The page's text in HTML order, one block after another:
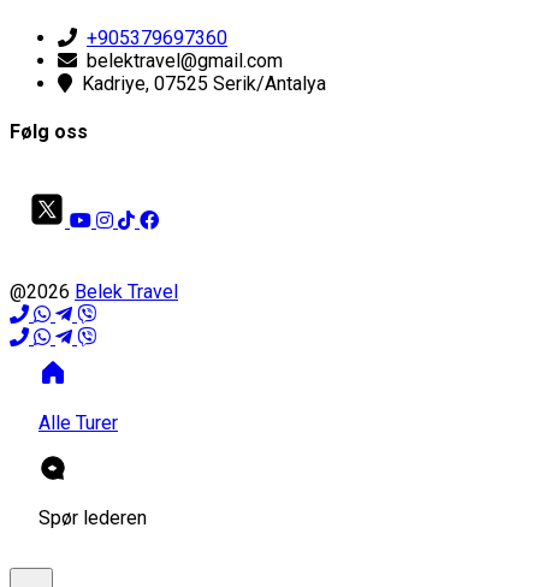
+905379697360
belektravel@gmail.com
Kadriye, 07525 Serik/Antalya
Følg oss
@2026 Belek Travel
Alle Turer
Spør lederen